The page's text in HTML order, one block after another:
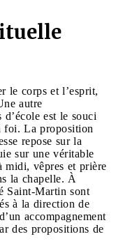
le corps et l’esprit,
autre
est le souci
foi. La proposition
repose sur la
sur une véritable
midi, vêpres et prière
la chapelle. À
Saint-Martin sont
à la direction de
accompagnement
des propositions de